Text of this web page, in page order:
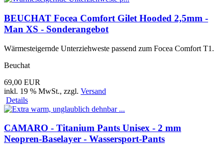
BEUCHAT Focea Comfort Gilet Hooded 2,5mm -
Man XS - Sonderangebot
Wärmesteigernde Unterziehweste passend zum Focea Comfort T1.
Beuchat
69,00 EUR
inkl. 19 % MwSt., zzgl. Versand
Details
CAMARO - Titanium Pants Unisex - 2 mm
Neopren-Baselayer - Wassersport-Pants